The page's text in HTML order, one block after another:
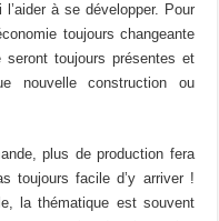
à se développer. Pour
toujours changeante
toujours présentes et
nouvelle construction ou
plus de production fera
toujours facile d’y arriver !
la thématique est souvent